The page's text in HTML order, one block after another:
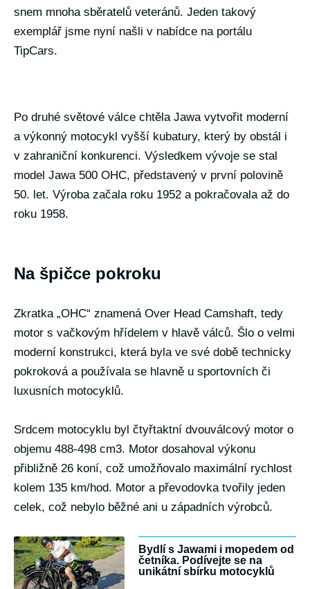
snem mnoha sběratelů veteránů. Jeden takový
exemplář jsme nyní našli v nabídce na portálu
TipCars.
Po druhé světové válce chtěla Jawa vytvořit moderní
a výkonný motocykl vyšší kubatury, který by obstál i
v zahraniční konkurenci. Výsledkem vývoje se stal
model Jawa 500 OHC, představený v první polovině
50. let. Výroba začala roku 1952 a pokračovala až do
roku 1958.
Na špičce pokroku
Zkratka „OHC“ znamená Over Head Camshaft, tedy
motor s vačkovým hřídelem v hlavě válců. Šlo o velmi
moderní konstrukci, která byla ve své době technicky
pokroková a používala se hlavně u sportovních či
luxusních motocyklů.
Srdcem motocyklu byl čtyřtaktní dvouválcový motor o
objemu 488-498 cm3. Motor dosahoval výkonu
přibližně 26 koní, což umožňovalo maximální rychlost
kolem 135 km/hod. Motor a převodovka tvořily jeden
celek, což nebylo běžné ani u západních výrobců.
Bydlí s Jawami i mopedem od
četníka. Podívejte se na
unikátní sbírku motocyklů